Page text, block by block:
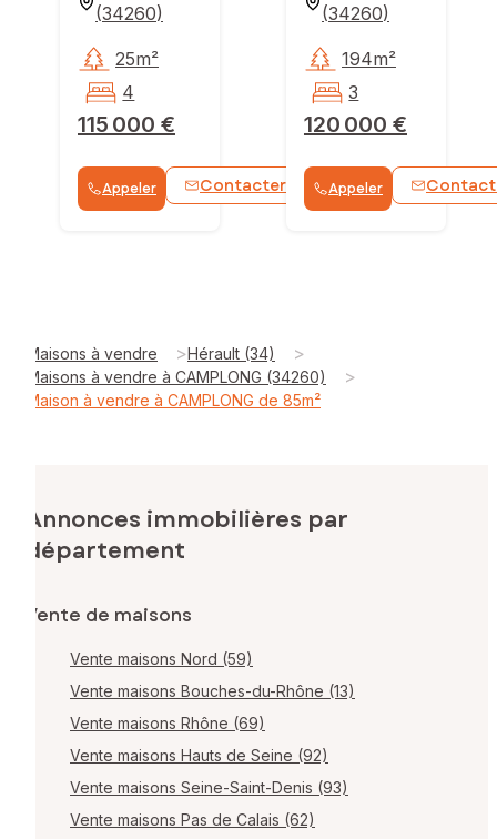
(34260)
115 000 €
25m²
4
Appeler Contacter WhatsApp
(34260)
120 000 €
194m²
3
Appeler
Maisons à vendre >Hérault (34) >
Maisons à vendre à CAMPLONG (34260) >
Maison à vendre à CAMPLONG de 85m²
Annonces immobilières par
département
Vente de maisons
Vente maisons Nord (59)
Vente maisons Bouches-du-Rhône (13)
Vente maisons Rhône (69)
Vente maisons Hauts de Seine (92)
Vente maisons Seine-Saint-Denis (93)
Vente maisons Pas de Calais (62)